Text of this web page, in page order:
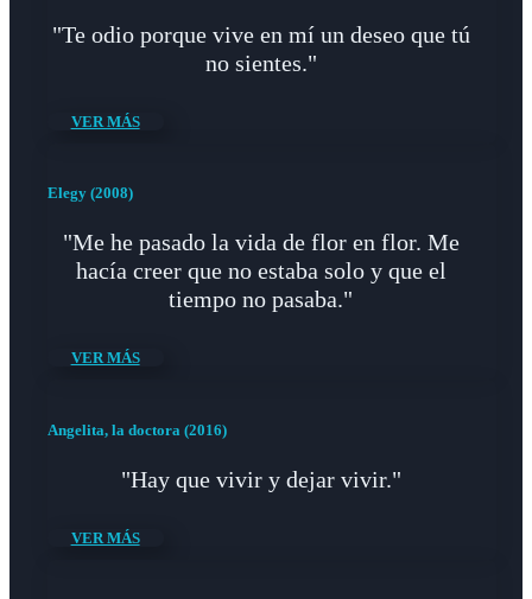
"Te odio porque vive en mí un deseo que tú
no sientes."
VER MÁS
Elegy (2008)
"Me he pasado la vida de flor en flor. Me
hacía creer que no estaba solo y que el
tiempo no pasaba."
VER MÁS
Angelita, la doctora (2016)
"Hay que vivir y dejar vivir."
VER MÁS